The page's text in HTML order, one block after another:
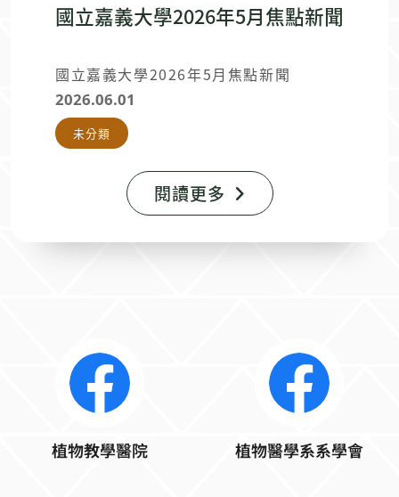
工期間造成不便，敬請見諒。 ★本工程委
託施工廠商資料如下： 廠商類別 名稱 聯
工業 陳崑全 工地負責人 0932-849918
監造單位 華雄技術顧問有限公司 劉志雄
監造主管 0922-124552 此 致 本校
各單位 總務
國立嘉義大學2026年5月焦點新聞
國立嘉義大學2026年5月焦點新聞
2026.06.01
未分類
閱讀更多
植物教學醫院 植物醫學系系學會